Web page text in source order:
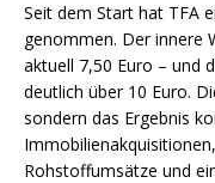
Seit dem Start hat TFA
genommen. Der innere
aktuell 7,50 Euro – und
deutlich über 10 Euro.
sondern das Ergebnis
Rohstoffumsätze und